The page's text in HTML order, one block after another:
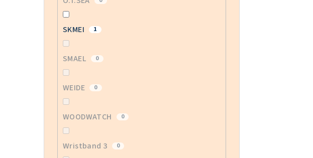
SKMEI 1
SMAEL 0
WEIDE 0
WOODWATCH 0
Wristband 3 0